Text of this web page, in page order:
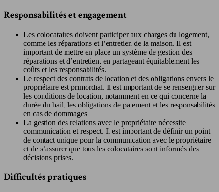
Responsabilités et engagement
Les colocataires doivent participer aux charges du logement,
comme les réparations et l’entretien de la maison. Il est
important de mettre en place un système de gestion des
réparations et d’entretien, en partageant équitablement les
coûts et les responsabilités.
Le respect des contrats de location et des obligations envers le
propriétaire est primordial. Il est important de se renseigner sur
les conditions de location, notamment en ce qui concerne la
durée du bail, les obligations de paiement et les responsabilités
en cas de dommages.
La gestion des relations avec le propriétaire nécessite
communication et respect. Il est important de définir un point
de contact unique pour la communication avec le propriétaire
et de s’assurer que tous les colocataires sont informés des
décisions prises.
Difficultés pratiques